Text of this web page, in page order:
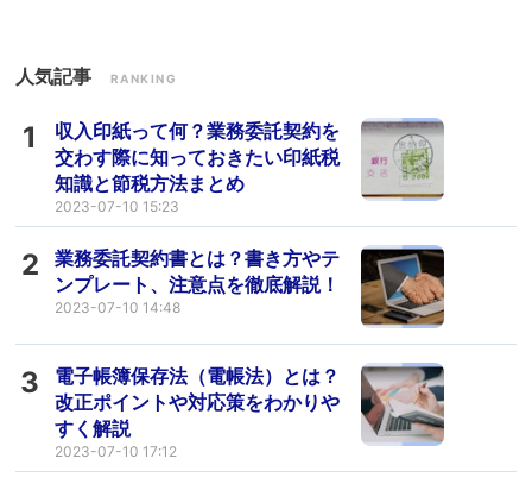
人気記事 RANKING
1
収入印紙って何？業務委託契約を
交わす際に知っておきたい印紙税
知識と節税方法まとめ
2023-07-10 15:23
2
業務委託契約書とは？書き方やテ
ンプレート、注意点を徹底解説！
2023-07-10 14:48
3
電子帳簿保存法（電帳法）とは？
改正ポイントや対応策をわかりや
すく解説
2023-07-10 17:12